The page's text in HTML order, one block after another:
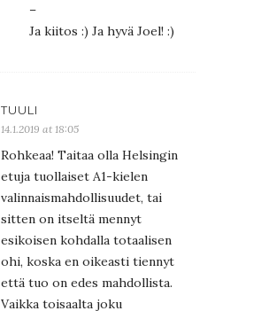
–
Ja kiitos :) Ja hyvä Joel! :)
TUULI
14.1.2019 at 18:05
Rohkeaa! Taitaa olla Helsingin
etuja tuollaiset A1-kielen
valinnaismahdollisuudet, tai
sitten on itseltä mennyt
esikoisen kohdalla totaalisen
ohi, koska en oikeasti tiennyt
että tuo on edes mahdollista.
Vaikka toisaalta joku